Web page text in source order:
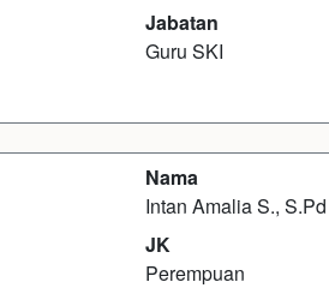
Jabatan
Guru SKI
Nama
Intan Amalia S., S.Pd
JK
Perempuan